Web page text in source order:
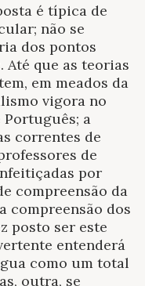
é típica de
não se
dos pontos
Até que as teorias
em meados da
vigora no
Português; a
correntes de
de
por
compreensão da
compreensão dos
posto ser este
entenderá
como um total
outra, se